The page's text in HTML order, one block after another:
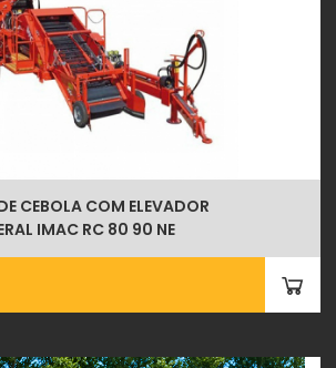
CEBOLA COM ELEVADOR
IMAC RC 80 90 NE